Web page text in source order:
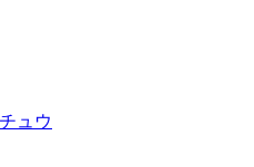
ュウ